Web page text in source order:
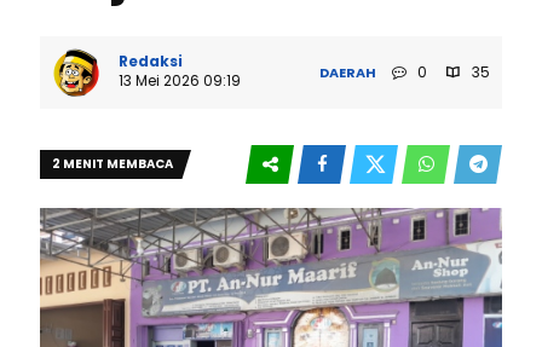
Redaksi
13 Mei 2026 09:19
DAERAH 0 35
2 MENIT MEMBACA